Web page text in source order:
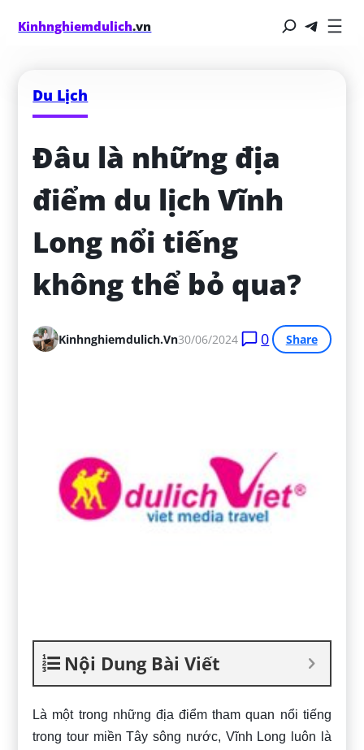
Kinhnghiemdulich.vn
Du Lịch
Đâu là những địa
điểm du lịch Vĩnh
Long nổi tiếng
không thể bỏ qua?
Kinhnghiemdulich.vn30/06/2024 0 Share
Nội Dung Bài Viết
Là một trong những địa điểm tham quan nổi tiếng
trong tour miền Tây sông nước, Vĩnh Long luôn là